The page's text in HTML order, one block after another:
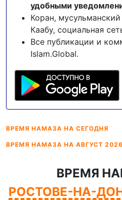
удобными
Коран,
Каабу, социальная
Все публикации и
Islam.Global.
ВРЕМЯ НАМАЗА НА СЕГОДНЯ
ВРЕМЯ НАМАЗА НА АВГУСТ 2026
ВРЕМЯ
РОСТОВЕ-НА-